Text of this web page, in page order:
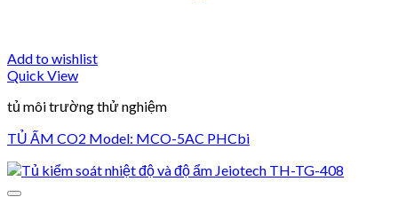
Add to wishlist
Quick View
tủ môi trường thử nghiệm
TỦ ẤM CO2 Model: MCO-5AC PHCbi